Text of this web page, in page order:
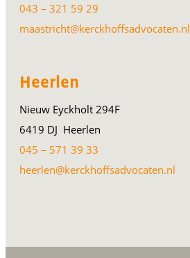
043 – 321 59 29
maastricht@kerckhoffsadvocaten.nl
Heerlen
Nieuw Eyckholt 294F
6419 DJ Heerlen
045 – 571 39 33
heerlen@kerckhoffsadvocaten.nl